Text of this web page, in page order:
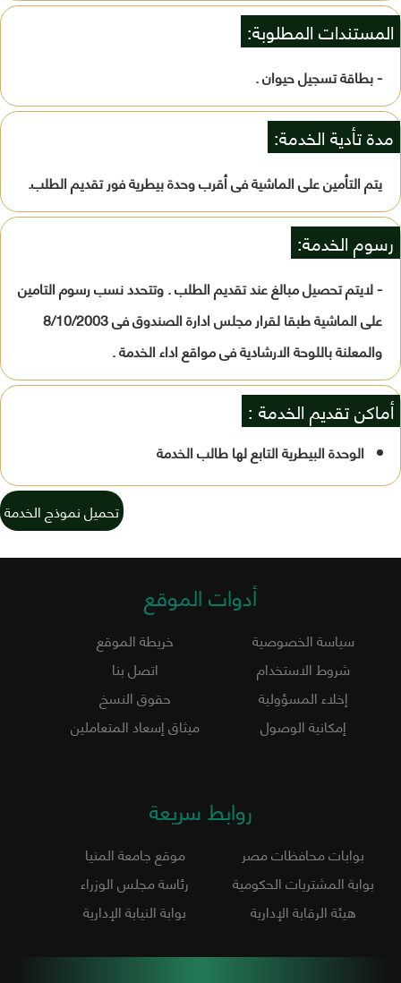
المستندات المطلوبة:
- بطاقة تسجيل حيوان .
مدة تأدية الخدمة:
يتم التأمين على الماشية فى أقرب وحدة بيطرية فور تقديم الطلب.
رسوم الخدمة:
- لايتم تحصيل مبالغ عند تقديم الطلب . وتتحدد نسب رسوم التامين
على الماشية طبقا لقرار مجلس ادارة الصندوق فى 8/10/2003
والمعلنة باللوحة الارشادية فى مواقع اداء الخدمة .
أماكن تقديم الخدمة :
الوحدة البيطرية التابع لها طالب الخدمة
تحميل نموذج الخدمة
أدوات الموقع
سياسة الخصوصية
خريطة الموقع
شروط الاستخدام
اتصل بنا
إخلاء المسؤولية
حقوق النسخ
إمكانية الوصول
ميثاق إسعاد المتعاملين
روابط سريعة
بوابات محافظات مصر
موقع جامعة المنيا
بوابة المشتريات الحكومية
رئاسة مجلس الوزراء
هيئة الرقابة الإدارية
بوابة النيابة الإدارية